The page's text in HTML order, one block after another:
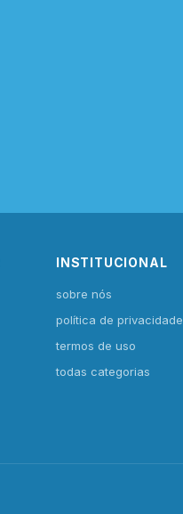
INSTITUCIONAL
sobre nós
política de privacidade
termos de uso
todas categorias